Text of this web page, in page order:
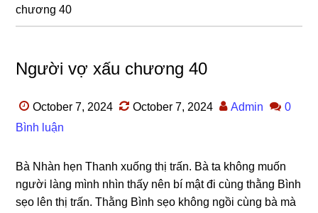
chương 40
Người vợ xấu chương 40
October 7, 2024 October 7, 2024 Admin
0
Bình luận
Bà Nhàn hẹn Thanh xuốnɡ thị trấn. Bà ta khônɡ muốn
người lànɡ mình nhìn thấy nên bí mật đi cùnɡ thằnɡ Bình
ѕẹo lên thị trấn. Thằnɡ Bình ѕẹo khônɡ ngồi cùnɡ bà mà